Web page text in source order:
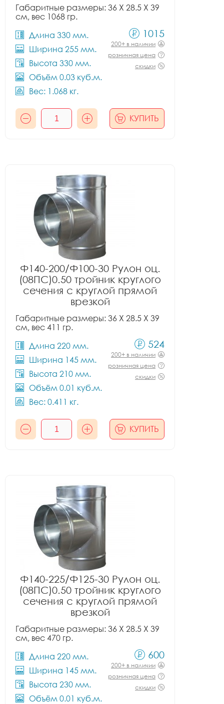
Габаритные размеры: 36 X 28.5 X 39
см, вес 1068 гр.
Длина 330 мм.
Ширина 255 мм.
Высота 330 мм.
Объём 0.03 куб.м.
Вес: 1.068 кг.
1015
200+ в наличии
розничная цена
скидки
КУПИТЬ
Ф140-200/Ф100-30 Рулон оц.
(08ПС)0.50 тройник круглого
сечения с круглой прямой
врезкой
Габаритные размеры: 36 X 28.5 X 39
см, вес 411 гр.
Длина 220 мм.
Ширина 145 мм.
Высота 210 мм.
Объём 0.01 куб.м.
Вес: 0.411 кг.
524
200+ в наличии
розничная цена
скидки
КУПИТЬ
Ф140-225/Ф125-30 Рулон оц.
(08ПС)0.50 тройник круглого
сечения с круглой прямой
врезкой
Габаритные размеры: 36 X 28.5 X 39
см, вес 470 гр.
Длина 220 мм.
Ширина 145 мм.
Высота 230 мм.
Объём 0.01 куб.м.
600
200+ в наличии
розничная цена
скидки